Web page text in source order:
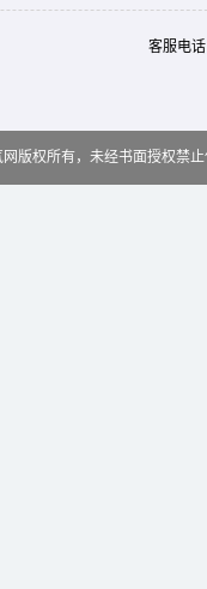
客服电
网版权所有，未经书面授权